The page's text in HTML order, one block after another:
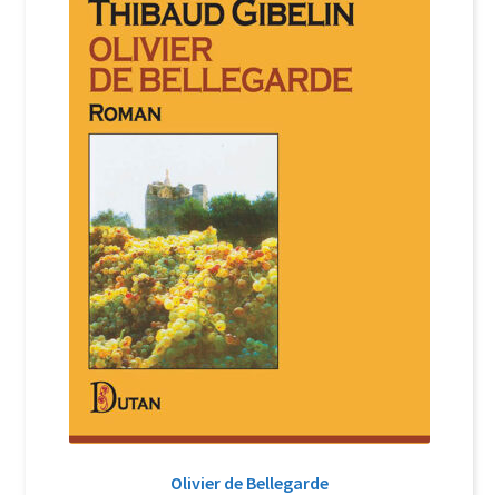
Login Customizer
Newsletter
Nous Contacter
Politique de confidentialité et cookies
Qui sommes-nous ?
Soutien à Philippe Randa
Suivi de la Commande
Olivier de Bellegarde